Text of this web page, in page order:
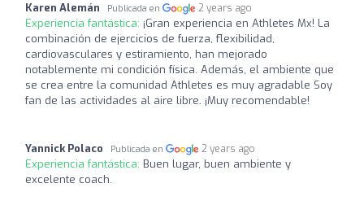
Karen Alemán Publicada en 2 years ago
Experiencia fantástica: ¡Gran experiencia en Athletes Mx! La
combinación de ejercicios de fuerza, flexibilidad,
cardiovasculares y estiramiento, han mejorado
notablemente mi condición física. Además, el ambiente que
se crea entre la comunidad Athletes es muy agradable Soy
fan de las actividades al aire libre. ¡Muy recomendable!
Yannick Polaco Publicada en 2 years ago
Experiencia fantástica: Buen lugar, buen ambiente y
excelente coach.